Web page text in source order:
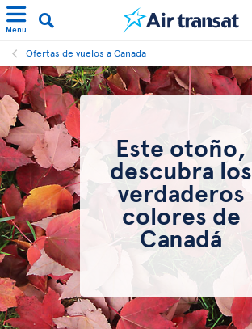
Menú
Ofertas de vuelos a Canada
Este otoño,
descubra los
verdaderos
colores de
Canadá